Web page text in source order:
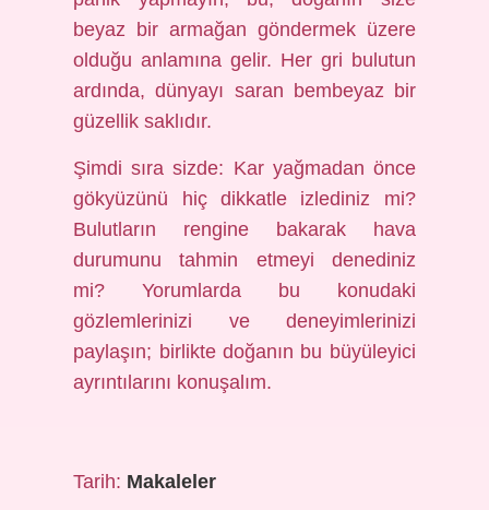
beyaz bir armağan göndermek üzere
olduğu anlamına gelir. Her gri bulutun
ardında, dünyayı saran bembeyaz bir
güzellik saklıdır.
Şimdi sıra sizde: Kar yağmadan önce
gökyüzünü hiç dikkatle izlediniz mi?
Bulutların rengine bakarak hava
durumunu tahmin etmeyi denediniz
mi? Yorumlarda bu konudaki
gözlemlerinizi ve deneyimlerinizi
paylaşın; birlikte doğanın bu büyüleyici
ayrıntılarını konuşalım.
Tarih: Makaleler